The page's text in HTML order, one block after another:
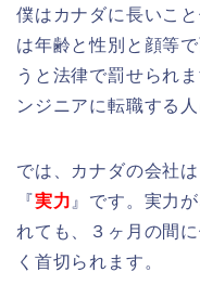
僕はカナダに長いこ
は年齢と性別と顔等
うと法律で罰せられ
ンジニアに転職する
では、カナダの会社
『実力 』です。実力
れても、３ヶ月の間
く首切られます。